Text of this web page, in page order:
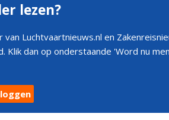
lezen?
Luchtvaartnieuws.nl en
Klik dan op onderstaande 'Word nu